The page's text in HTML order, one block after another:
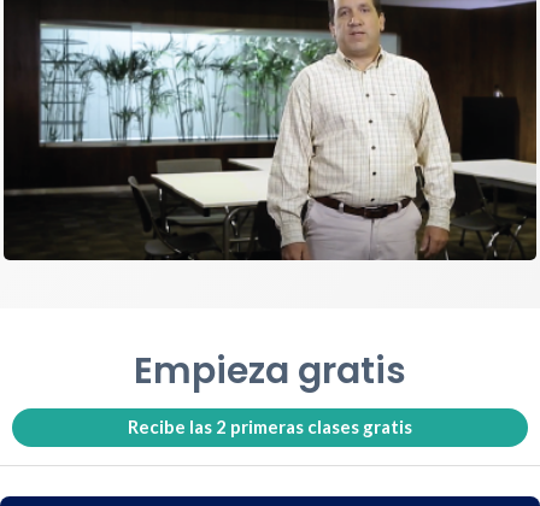
Empieza gratis
Recibe las 2 primeras clases gratis